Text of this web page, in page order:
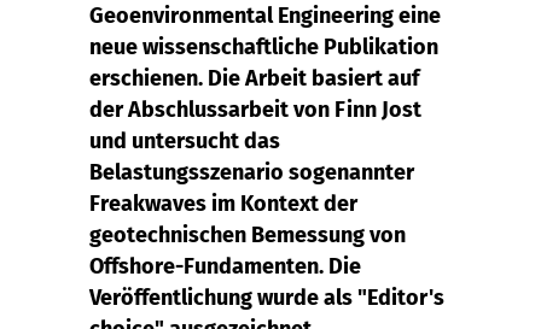
Geoenvironmental Engineering eine
neue wissenschaftliche Publikation
erschienen. Die Arbeit basiert auf
der Abschlussarbeit von Finn Jost
und untersucht das
Belastungsszenario sogenannter
Freakwaves im Kontext der
geotechnischen Bemessung von
Offshore-Fundamenten. Die
Veröffentlichung wurde als "Editor's